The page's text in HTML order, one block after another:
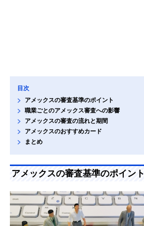
目次
アメックスの審査基準のポイント
職業ごとのアメックス審査への影響
アメックスの審査の流れと期間
アメックスのおすすめカード
まとめ
アメックスの審査基準のポイント